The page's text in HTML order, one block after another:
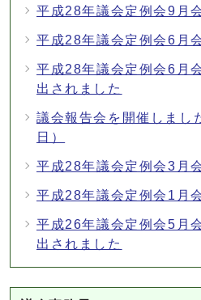
平成28年議会定例会9月
平成28年議会定例会6月
平成28年議会定例会6月
出されました
議会報告会を開催しまし
日）
平成28年議会定例会3月
平成28年議会定例会1月
平成26年議会定例会5月
出されました